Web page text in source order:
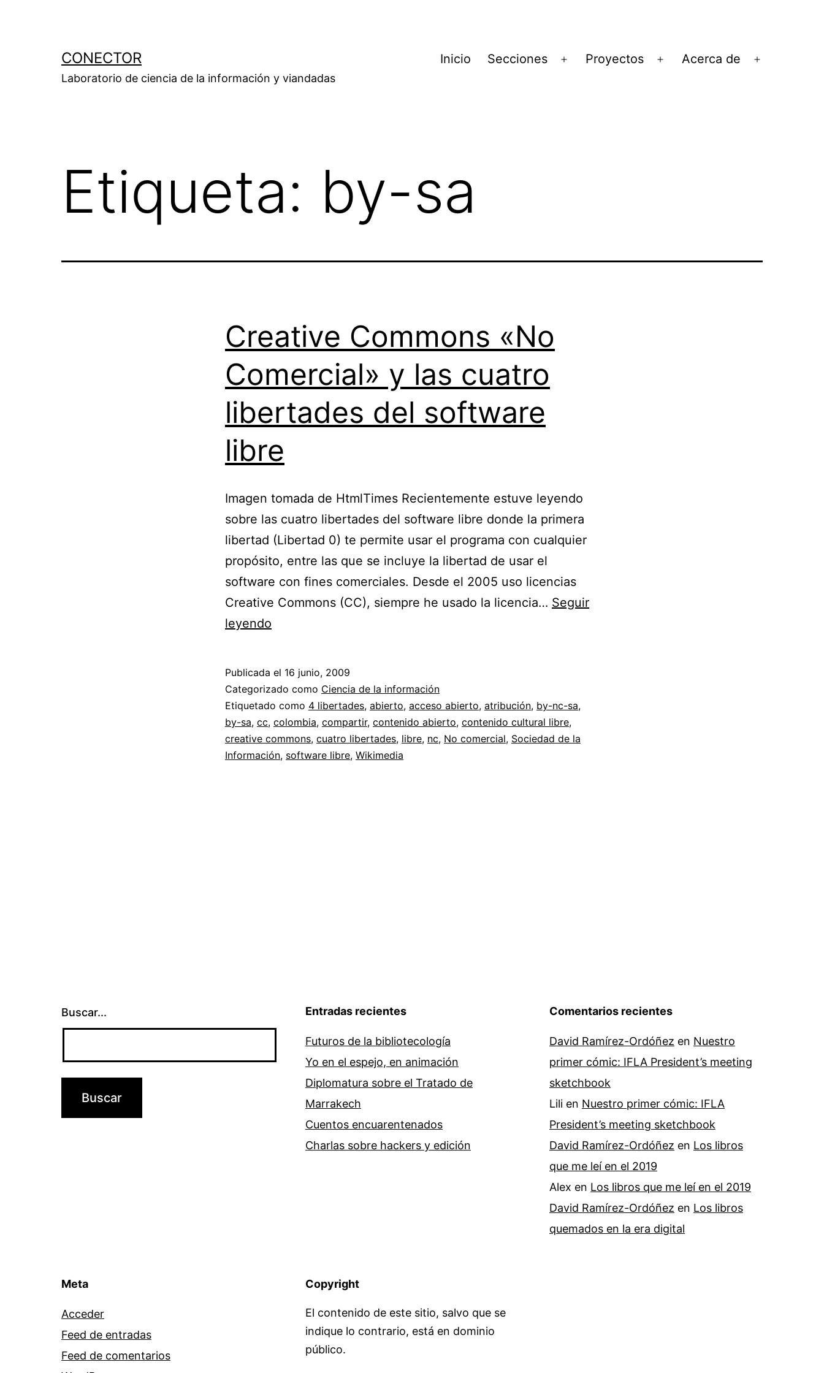
CONECTOR
Laboratorio de ciencia de la información y viandadas
Inicio Secciones
Abrir
Proyectos
Abrir
Acerca de
Etiqueta: by-sa
Creative Commons «No
Comercial» y las cuatro
libertades del software
libre
Imagen tomada de HtmlTimes Recientemente estuve leyendo
sobre las cuatro libertades del software libre donde la primera
libertad (Libertad 0) te permite usar el programa con cualquier
propósito, entre las que se incluye la libertad de usar el
software con fines comerciales. Desde el 2005 uso licencias
Creative Commons (CC), siempre he usado la licencia… Seguir
leyendo
Comercial»
y
las
cuatro
Publicada el 16 junio, 2009
Categorizado como Ciencia de la información
Etiquetado como 4 libertades, abierto, acceso abierto, atribución, by-nc-sa,
by-sa, cc, colombia, compartir, contenido abierto, contenido cultural libre,
creative commons, cuatro libertades, libre, nc, No comercial, Sociedad de la
Información, software libre, Wikimedia
Buscar... Entradas recientes
Futuros de la bibliotecología
Yo en el espejo, en animación
Diplomatura sobre el Tratado de
Marrakech
Cuentos encuarentenados
Charlas sobre hackers y edición
Comentarios recientes
David Ramírez-Ordóñez en Nuestro
primer cómic: IFLA President’s meeting
sketchbook
Lili en Nuestro primer cómic: IFLA
President’s meeting sketchbook
David Ramírez-Ordóñez en Los libros
que me leí en el 2019
Alex en Los libros que me leí en el 2019
David Ramírez-Ordóñez en Los libros
quemados en la era digital
Meta
Acceder
Feed de entradas
Feed de comentarios
Copyright
El contenido de este sitio, salvo que se
indique lo contrario, está en dominio
público.